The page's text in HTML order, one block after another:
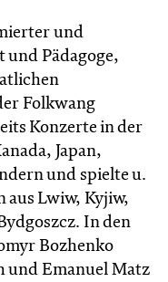
und
Pädagoge,
Folkwang
Konzerte in der
Japan,
und spielte u.
aus Lwiw, Kyjiw,
In den
Bozhenko
und Emanuel Matz